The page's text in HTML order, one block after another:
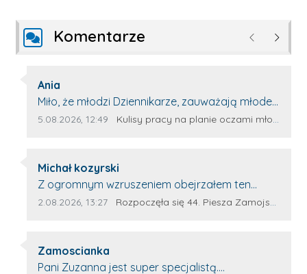
Komentarze Poprzednie
Autor komentarza:
Ania
Treść komentarza:
Miło, że młodzi Dziennikarze, zauważają młode
talenty, które dopiero wkraczają na rynek
który przeprowadzi Pan Artur.
Data dodania komentarza:
5.08.2026, 12:49 Źródło komentarza:
Kulisy pracy na planie oczami młodego filmowca
Autor komentarza:
Michał kozyrski
Treść komentarza:
Z ogromnym wzruszeniem obejrzałem ten
materiał. ❤️ Jestem naprawdę dumny z Ewy
wielkiego serca. Takie osoby pokazują, że
pielgrzymka nie jest tylko przejściem kilkuset
Data dodania komentarza:
2.08.2026, 13:27 Źródło komentarza:
Rozpoczęła się 44. Piesza Zamojsko-Lubaczowska Pielgrzymka na Jasną Górę!
Autor komentarza:
Zamoscianka
Treść komentarza:
Pani Zuzanna jest super specjalistą.